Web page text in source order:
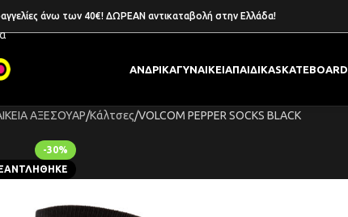
άνω των 40€! ΔΩΡΕΑΝ αντικαταβολή στην Ελλάδα!
ΑΝΔΡΙΚΑΓΥΝΑΙΚΕΙΑΠΑΙΔΙΚΑSKATEBOARD
ΑΞΕΣΟΥΑΡ Κάλτσες VOLCOM PEPPER SOCKS BLACK
-30%